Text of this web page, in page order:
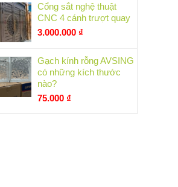
Cổng sắt nghệ thuật
CNC 4 cánh trượt quay
3.000.000 ₫
Gạch kính rỗng AVSING
có những kích thước
nào?
75.000 ₫